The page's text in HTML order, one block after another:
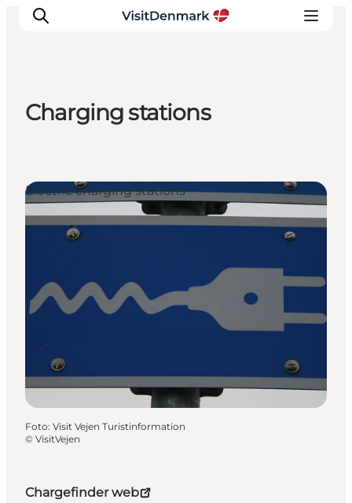
Wat te doen
Accommodaties
Plan je reis
Charging stations
Chargefinder web
Electric charging stations
Foto: Visit Vejen Turistinformation
© VisitVejen